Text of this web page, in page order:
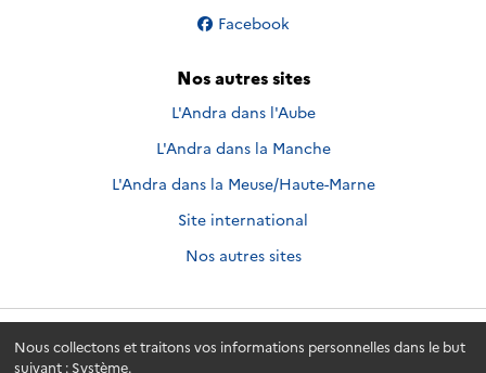
Nous collectons et traitons vos informations personnelles dans le but
suivant : Système.
Nous suivre sur
Facebook
Nos autres sites
L'Andra dans l'Aube
L'Andra dans la Manche
L'Andra dans la Meuse/Haute-Marne
Site international
Nos autres sites
Andra.fr © 2026 - Andra. Tous droits réservés.